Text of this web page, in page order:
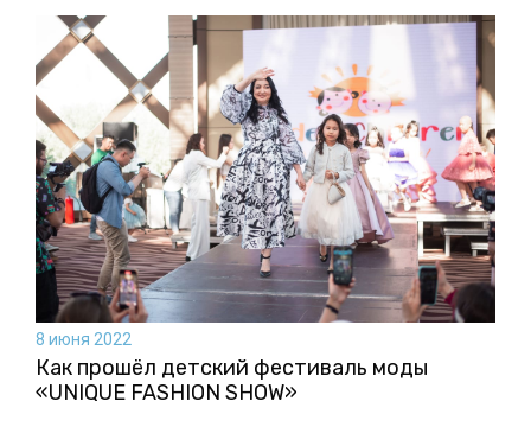
8 июня 2022
Как прошёл детский фестиваль моды
«UNIQUE FASHION SHOW»